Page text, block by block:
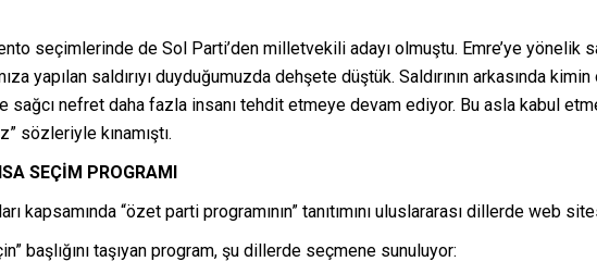
seçimlerinde de Sol Parti’den milletvekili adayı olmuştu. Emre’ye yönelik
yapılan saldırıyı duyduğumuzda dehşete düştük. Saldırının arkasında
sağcı nefret daha fazla insanı tehdit etmeye devam ediyor. Bu asla kabul
sözleriyle kınamıştı.
SEÇİM PROGRAMI
kapsamında “özet parti programının” tanıtımını uluslararası dillerde web
başlığını taşıyan program, şu dillerde seçmene sunuluyor: